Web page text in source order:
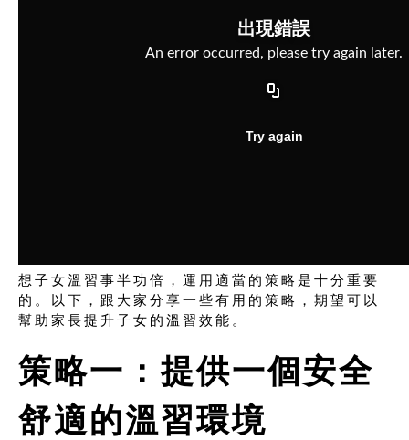
想子女溫習事半功倍，運用適當的策略是十分重要
的。以下，跟大家分享一些有用的策略，期望可以
幫助家長提升子女的溫習效能。
策略一：提供一個安全
舒適的溫習環境